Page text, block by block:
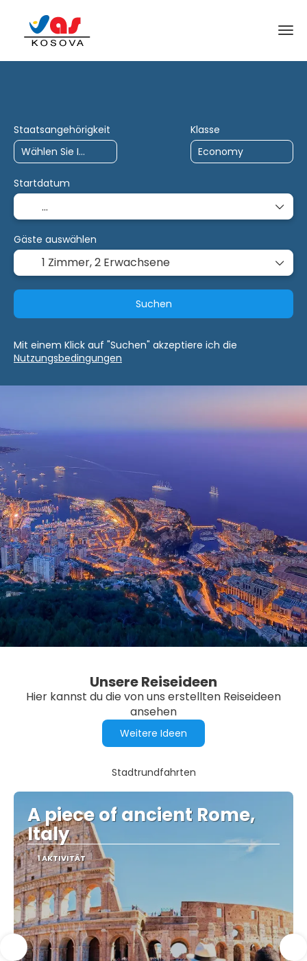
Staatsangehörigkeit Klasse
Startdatum
Gäste auswählen
1 Zimmer,2 Erwachsene
Suchen
Mit einem Klick auf "Suchen" akzeptiere ich die
Nutzungsbedingungen
Unsere Reiseideen
Hier kannst du die von uns erstellten Reiseideen
ansehen
Weitere Ideen
Stadtrundfahrten
A piece of ancient Rome,
Italy
1 AKTIVITÄT